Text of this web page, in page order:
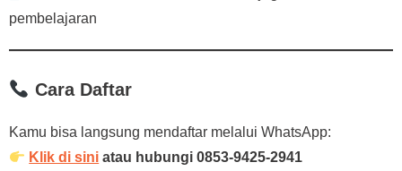
pembelajaran
Cara Daftar
Kamu bisa langsung mendaftar melalui WhatsApp:
Klik di sini atau hubungi 0853-9425-2941